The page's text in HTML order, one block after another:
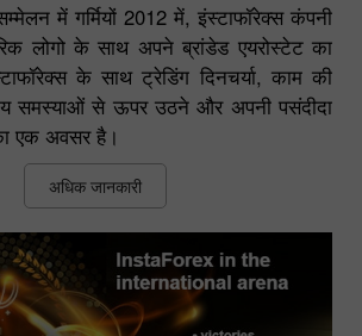
सम्मेलन में गर्मियों 2012 में, इंस्टाफॉरेक्स कंपनी
लोगो के साथ अपने ब्रांडेड एयरोस्टेट का
के साथ ट्रेडिंग दिनचर्या, काम की
समस्याओं से ऊपर उठने और अपनी पसंदीदा
एक अवसर है।
अधिक जानकारी